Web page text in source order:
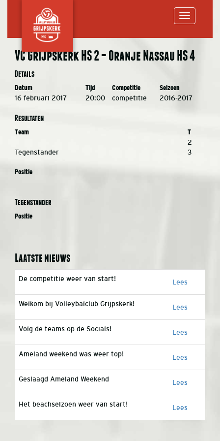
VC Grijpskerk HS 2 – Oranje Nassau HS 4
Details
Datum Tijd Competitie Seizoen
16 februari 2017 20:00 competitie 2016-2017
Resultaten
Team T
2
Tegenstander
3
Positie
Tegenstander
Positie
Laatste nieuws
De competitie weer van start! Lees
Welkom bij Volleybalclub Grijpskerk! Lees
Volg de teams op de Socials! Lees
Ameland weekend was weer top! Lees
Geslaagd Ameland Weekend Lees
Het beachseizoen weer van start! Lees